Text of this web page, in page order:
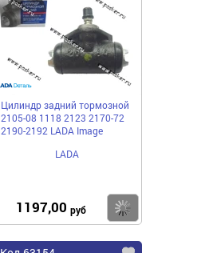
Купить
Цилиндр задний тормозной
2105-08 1118 2123 2170-72
2190-2192 LADA Image
LADA
1197,00 руб